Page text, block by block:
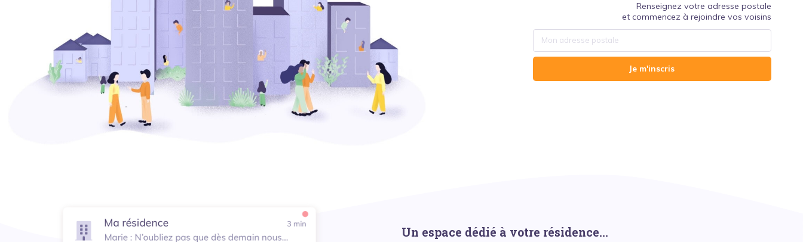
Renseignez votre adresse postale
et commencez à rejoindre vos voisins
Je m'inscris
Un espace dédié à votre résidence...